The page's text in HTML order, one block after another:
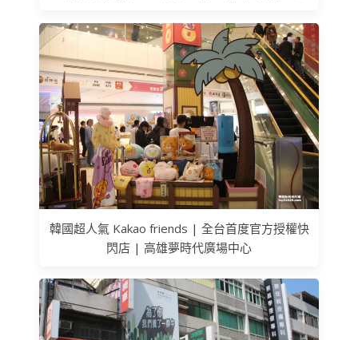
韓國超人氣 Kakao friends | 全台首度官方授權快
閃店 | 高雄夢時代廣場中心